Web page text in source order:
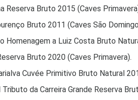
Reserva Bruto 2015 (Caves
Bruto 2011 (Caves São
Homenagem a Luiz Costa Bruto
Bruto 2020 (Caves Primavera).
Cuvée Primitivo Bruto Natural
da Carreira Grande Reserva